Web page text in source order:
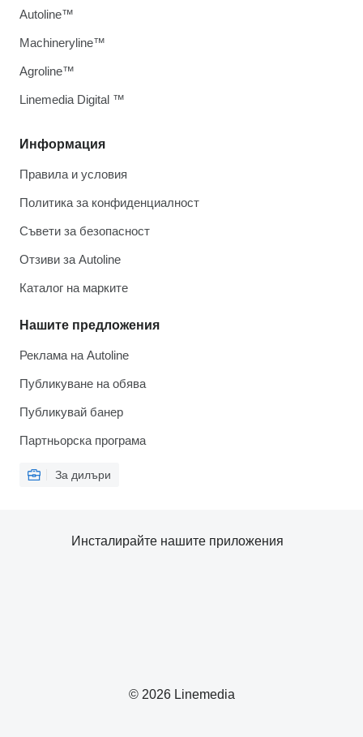
Информация
Правила и условия
Политика за конфиденциалност
Съвети за безопасност
Отзиви за Autoline
Каталог на марките
Нашите предложения
Реклама на Autoline
Публикуване на обява
Публикувай банер
Партньорска програма
За дилъри
Autoline™
Machineryline™
Agroline™
Linemedia Digital ™
© 2026 Linemedia
Инсталирайте нашите приложения